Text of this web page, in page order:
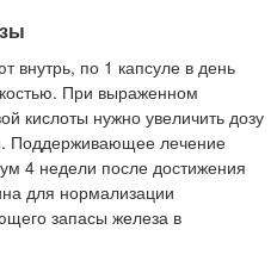
по 1 капсуле в день
При выраженном
кислоты нужно увеличить дозу
Поддерживающее лечение
4 недели после достижения
для нормализации
запасы железа в